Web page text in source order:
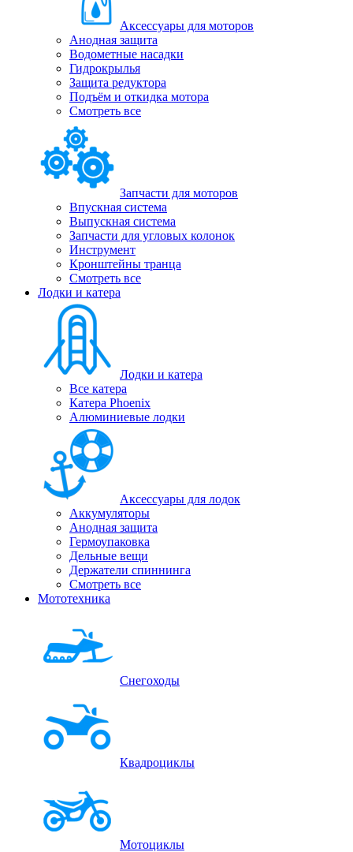
Аксессуары для моторов
Анодная защита
Водометные насадки
Гидрокрылья
Защита редуктора
Подъём и откидка мотора
Смотреть все
Запчасти для моторов
Впускная система
Выпускная система
Запчасти для угловых колонок
Инструмент
Кронштейны транца
Смотреть все
Лодки и катера
Лодки и катера
Все катера
Катера Phoenix
Алюминиевые лодки
Аксессуары для лодок
Аккумуляторы
Анодная защита
Гермоупаковка
Дельные вещи
Держатели спиннинга
Смотреть все
Мототехника
Снегоходы
Квадроциклы
Мотоциклы